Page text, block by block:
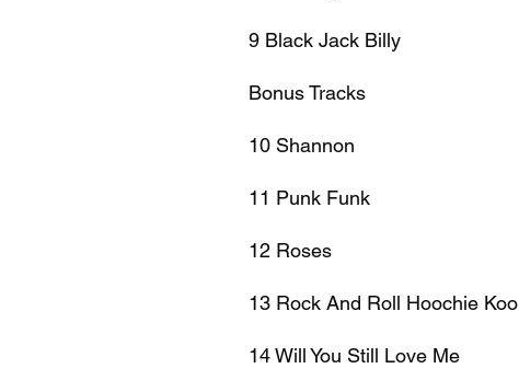
9 Black Jack Billy
Bonus Tracks
10 Shannon
11 Punk Funk
12 Roses
13 Rock And Roll Hoochie Koo
14 Will You Still Love Me